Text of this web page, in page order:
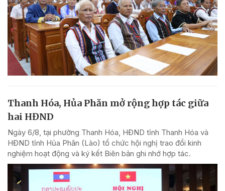
Thanh Hóa, Hủa Phăn mở rộng hợp tác giữa
hai HĐND
Ngày 6/8, tại phường Thanh Hóa, HĐND tỉnh Thanh Hóa và
HĐND tỉnh Hủa Phăn (Lào) tổ chức hội nghị trao đổi kinh
nghiệm hoạt động và ký kết Biên bản ghi nhớ hợp tác.